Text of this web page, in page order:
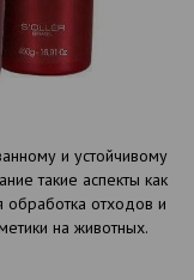
и устойчивому
такие аспекты как
обработка отходов и
на животных.